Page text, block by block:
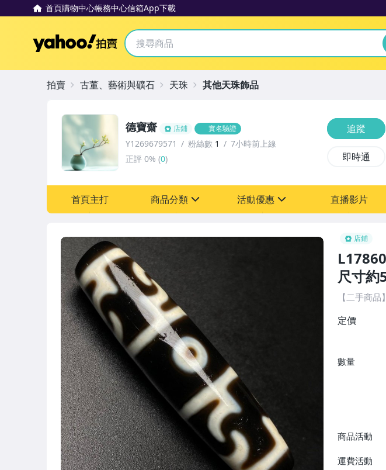
首頁購物中心帳務中心信箱App下載
Yahoo拍賣
店鋪
尺寸約
【二手商
定價
數量
商品活動
運費活動
德寶齋 店鋪 實名驗證
Y1269679571 粉絲數 1
7小時前上線
正評 0% (0)
追蹤
即時通
首頁主打 商品分類 活動優惠 直播影片
拍賣 古董、藝術與礦石 天珠 其他天珠飾品